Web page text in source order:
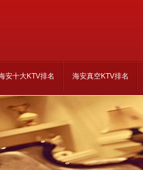
安十大KTV排名 海安真空KTV排名